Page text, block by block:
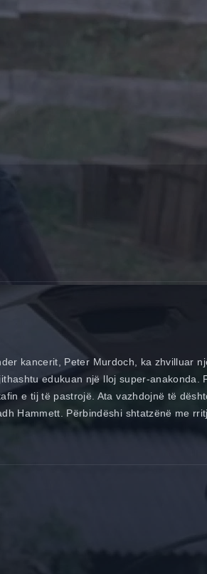
kancerit, Peter Murdoch, ka zhvilluar
edukuan një lloj super-
e tij të pastrojë. Ata vazhdojnë të
Hammett. Përbindëshi shtatzënë me